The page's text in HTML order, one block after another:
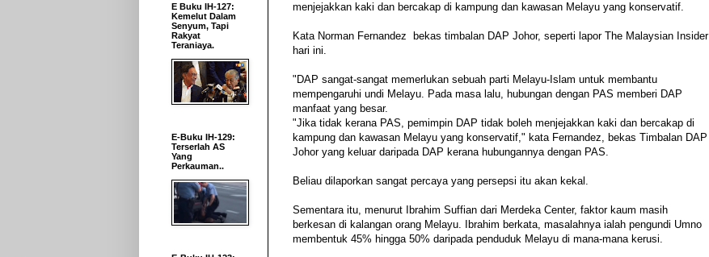
menjejakkan kaki dan bercakap di kampung dan kawasan Melayu yang konservatif.
Kata Norman Fernandez
bekas timbalan DAP Johor, seperti lapor The Malaysian Insider
hari ini.
"DAP sangat-sangat memerlukan sebuah parti Melayu-Islam untuk membantu
mempengaruhi undi Melayu. Pada masa lalu, hubungan dengan PAS memberi DAP
manfaat yang besar.
"Jika tidak kerana PAS, pemimpin DAP tidak boleh menjejakkan kaki dan bercakap di
kampung dan kawasan Melayu yang konservatif," kata Fernandez, bekas Timbalan DAP
Johor yang keluar daripada DAP kerana hubungannya dengan PAS.
Beliau dilaporkan sangat percaya yang persepsi itu akan kekal.
Sementara itu, menurut Ibrahim Suffian dari Merdeka Center, faktor kaum masih
berkesan di kalangan orang Melayu.
Ibrahim berkata, masalahnya ialah pengundi Umno
membentuk 45% hingga 50% daripada penduduk Melayu di mana-mana kerusi.
E Buku IH-127:
Kemelut Dalam
Senyum, Tapi
Rakyat
Teraniaya.
E-Buku IH-129:
Terserlah AS
Yang
Perkauman..